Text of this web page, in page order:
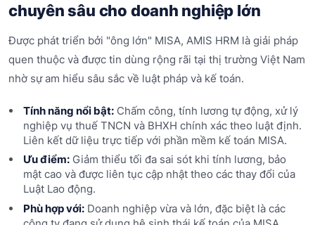
chuyên sâu cho doanh nghiệp lớn
Được phát triển bởi "ông lớn" MISA, AMIS HRM là giải pháp
quen thuộc và được tin dùng rộng rãi tại thị trường Việt Nam
nhờ sự am hiểu sâu sắc về luật pháp và kế toán.
Tính năng nổi bật:Chấm công, tính lương tự động, xử lý
nghiệp vụ thuế TNCN và BHXH chính xác theo luật định.
Liên kết dữ liệu trực tiếp với phần mềm kế toán MISA.
Ưu điểm:Giảm thiểu tối đa sai sót khi tính lương, bảo
mật cao và được liên tục cập nhật theo các thay đổi của
Luật Lao động.
Phù hợp với:Doanh nghiệp vừa và lớn, đặc biệt là các